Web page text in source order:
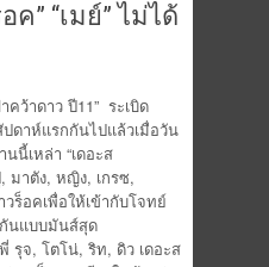
ค” “เมย์” ไม่ได้
คว้าดาว ปี11” ระเบิด
ดาห์แรกกันไปแล้วเมื่อวัน
นี้เหล่า “เดอะส
มาตัง, หญิง, เกรซ,
ร็อคเพื่อให้เข้ากับโจทย์
นแบบมันส์สุด
รุจ, โตโน่, ริท, ดิว เดอะส